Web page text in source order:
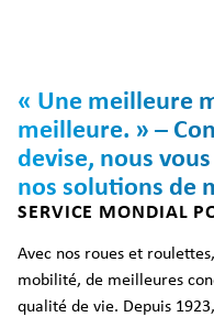
« Une meilleure
meilleure. » –
devise, nous
nos solutions de
SERVICE MONDIAL
Avec nos roues et
mobilité, de meilleures
qualité de vie. Depuis